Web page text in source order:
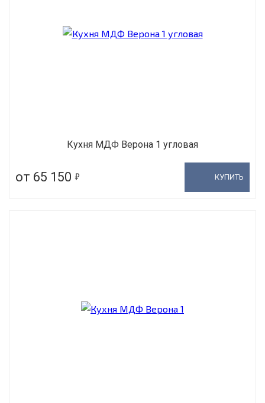
Кухня МДФ Верона 1 угловая
от 65 150 5 КУПИТЬ